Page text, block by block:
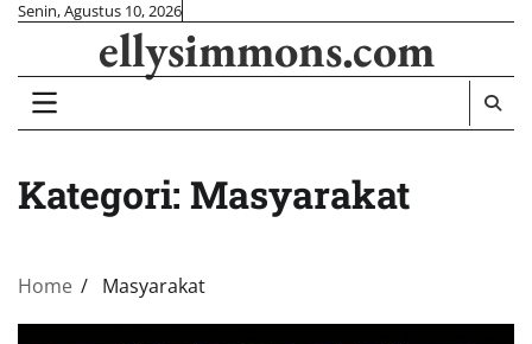
Skip
content
Senin, Agustus 10, 2026
ellysimmons.com
Kategori: Masyarakat
Home Masyarakat